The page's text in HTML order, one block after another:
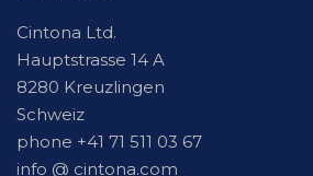
Cintona Ltd.
Hauptstrasse 14 A
8280 Kreuzlingen
Schweiz
phone +41 71 511 03 67
info @ cintona.com